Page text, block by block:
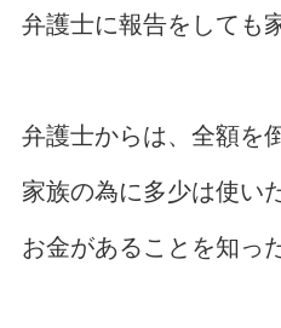
弁護士に報告をしても
弁護士からは、全額を
家族の為に多少は使い
お金があることを知っ